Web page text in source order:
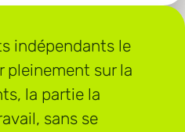
indépendants le
pleinement sur la
la partie la
sans se